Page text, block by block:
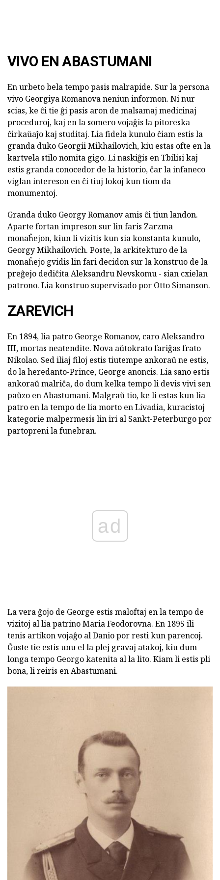
VIVO EN ABASTUMANI
En urbeto bela tempo pasis malrapide. Sur la persona
vivo Georgiya Romanova neniun informon. Ni nur
scias, ke ĉi tie ĝi pasis aron de malsamaj medicinaj
proceduroj, kaj en la somero vojaĝis la pitoreska
ĉirkaŭaĵo kaj studitaj. Lia fidela kunulo ĉiam estis la
granda duko Georgii Mikhailovich, kiu estas ofte en la
kartvela stilo nomita gigo. Li naskiĝis en Tbilisi kaj
estis granda conocedor de la historio, ĉar la infaneco
viglan intereson en ĉi tiuj lokoj kun tiom da
monumentoj.
Granda duko Georgy Romanov amis ĉi tiun landon.
Aparte fortan impreson sur lin faris Zarzma
monaĥejon, kiun li vizitis kun sia konstanta kunulo,
Georgy Mikhailovich. Poste, la arkitekturo de la
monaĥejo gvidis lin fari decidon sur la konstruo de la
preĝejo dediĉita Aleksandru Nevskomu - sian cxielan
patrono. Lia konstruo supervisado por Otto Simanson.
ZAREVICH
En 1894, lia patro George Romanov, caro Aleksandro
III, mortas neatendite. Nova aŭtokrato fariĝas frato
Nikolao. Sed iliaj filoj estis tiutempe ankoraŭ ne estis,
do la heredanto-Prince, George anoncis. Lia sano estis
ankoraŭ malriĉa, do dum kelka tempo li devis vivi sen
paŭzo en Abastumani. Malgraŭ tio, ke li estas kun lia
patro en la tempo de lia morto en Livadia, kuracistoj
kategorie malpermesis lin iri al Sankt-Peterburgo por
partopreni la funebran.
ad
La vera ĝojo de George estis maloftaj en la tempo de
vizitoj al lia patrino Maria Feodorovna. En 1895 ili
tenis artikon vojaĝo al Danio por resti kun parencoj.
Ĝuste tie estis unu el la plej gravaj atakoj, kiu dum
longa tempo Georgo katenita al la lito. Kiam li estis pli
bona, li reiris en Abastumani.